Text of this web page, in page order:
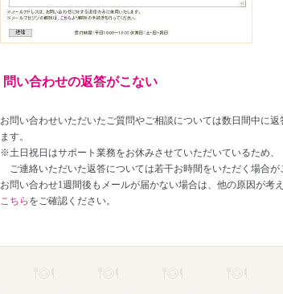
問い合わせの返答がこない
お問い合わせいただいたご質問やご相談については数日間中に返
ます。
※土日祝日はサポート業務をお休みさせていただいているため、
ご連絡いただいた返答については若干お時間をいただく場合が
お問い合わせ1週間後もメールが届かない場合は、他の原因が考え
こちら をご確認ください。